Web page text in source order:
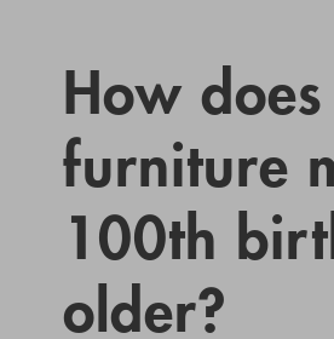
How
furniture
100th
older?